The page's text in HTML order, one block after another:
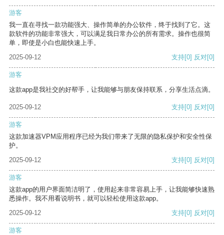
游客
我一直在寻找一款功能强大、操作简单的办公软件，终于找到了它。这
款软件的功能非常强大，可以满足我日常办公的所有需求。操作也很简
单，即使是小白也能快速上手。
2025-09-12
支持[0] 反对[0]
游客
这款app是我社交的好帮手，让我能够与朋友保持联系，分享生活点滴。
2025-09-12 支持[0] 反对[0]
游客
这款加速器VPM应用程序已经为我们带来了无限的隐私保护和安全性保
护。
2025-09-12
支持[0] 反对[0]
游客
这款app的用户界面简洁明了，使用起来非常容易上手，让我能够快速熟
悉操作。我不用看说明书，就可以轻松使用这款app。
2025-09-12
支持[0] 反对[0]
游客